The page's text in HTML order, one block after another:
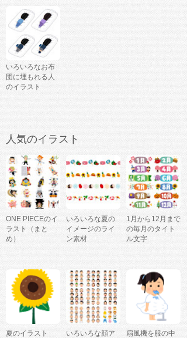
いろいろなお布
団に埋もれる人
のイラスト
人気のイラスト
ONE PIECEのイ
ラスト（まと
め）
いろいろな夏の
イメージのライ
ン素材
1月から12月まで
の毎月のタイト
ル文字
夏のイラスト いろいろな顔ア 扇風機を服の中